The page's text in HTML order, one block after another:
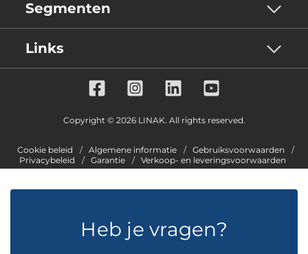
Segmenten
Links
Copyright © 2026 LINAK. All rights reserved.
Cookie beleid Algemene informatie
Gebruiksvoorwaarden
Privacybeleid
Garantie Verkoop- en leveringsvoorwaarden
Heb je vragen?